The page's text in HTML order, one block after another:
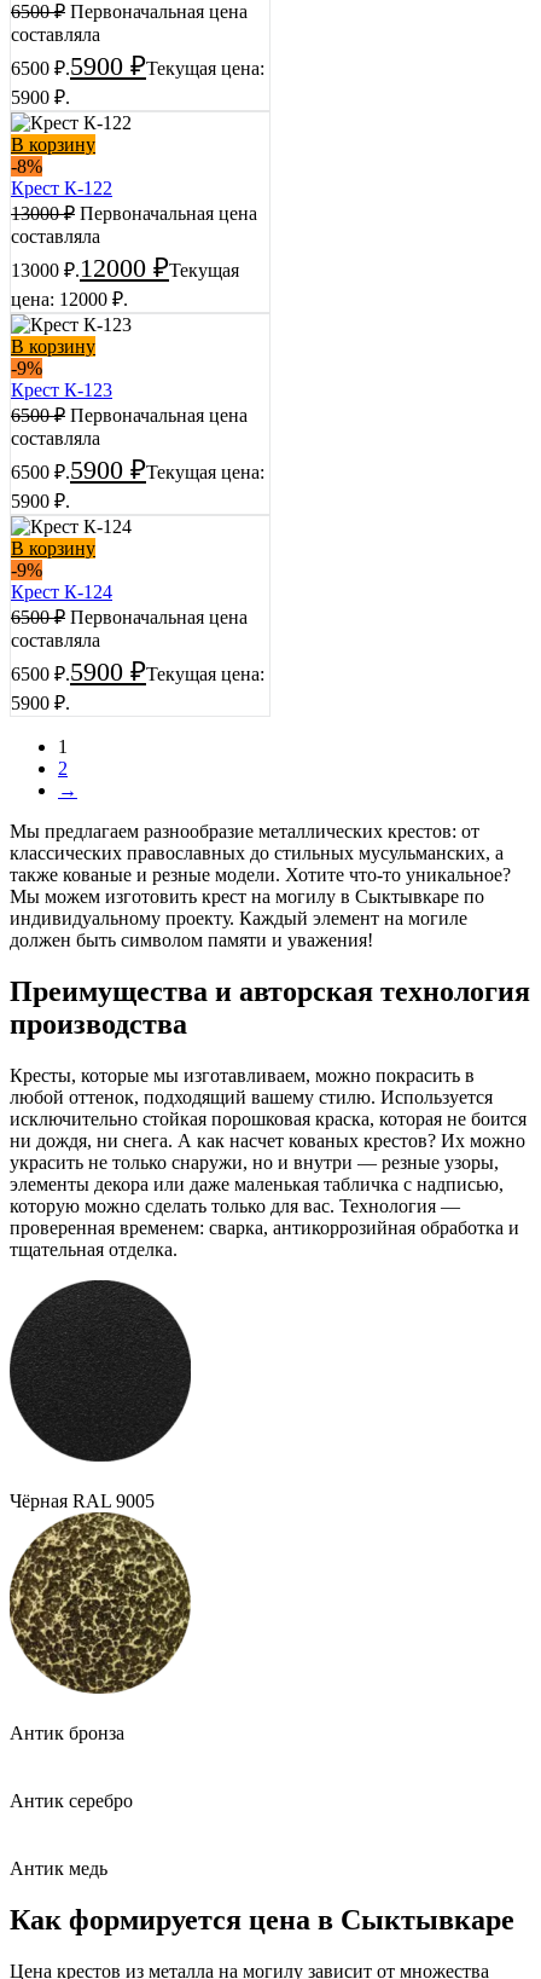
6500₽ Первоначальная цена
составляла
6500 ₽.5900 ₽Текущая цена:
5900 ₽.
В корзину
-8%
Крест К-122
13000₽ Первоначальная цена
составляла
13000 ₽.12000 ₽Текущая
цена: 12000 ₽.
В корзину
-9%
Крест К-123
6500₽ Первоначальная цена
составляла
6500 ₽.5900 ₽Текущая цена:
5900 ₽.
В корзину
-9%
Крест К-124
6500₽ Первоначальная цена
составляла
6500 ₽.5900 ₽Текущая цена:
5900 ₽.
1
2
→
Мы предлагаем разнообразие металлических крестов: от
классических православных до стильных мусульманских, а
также кованые и резные модели. Хотите что-то уникальное?
Мы можем изготовить крест на могилу в Сыктывкаре по
индивидуальному проекту. Каждый элемент на могиле
должен быть символом памяти и уважения!
Преимущества и авторская технология
производства
Кресты, которые мы изготавливаем, можно покрасить в
любой оттенок, подходящий вашему стилю. Используется
исключительно стойкая порошковая краска, которая не боится
ни дождя, ни снега. А как насчет кованых крестов? Их можно
украсить не только снаружи, но и внутри — резные узоры,
элементы декора или даже маленькая табличка с надписью,
которую можно сделать только для вас. Технология —
проверенная временем: сварка, антикоррозийная обработка и
тщательная отделка.
Чёрная RAL 9005
Антик бронза
Антик серебро
Антик медь
Как формируется цена в Сыктывкаре
Цена крестов из металла на могилу зависит от множества